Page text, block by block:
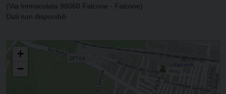
(Via Immacolata 98060 Falcone - Falcone)
Dati non disponibili
+
−